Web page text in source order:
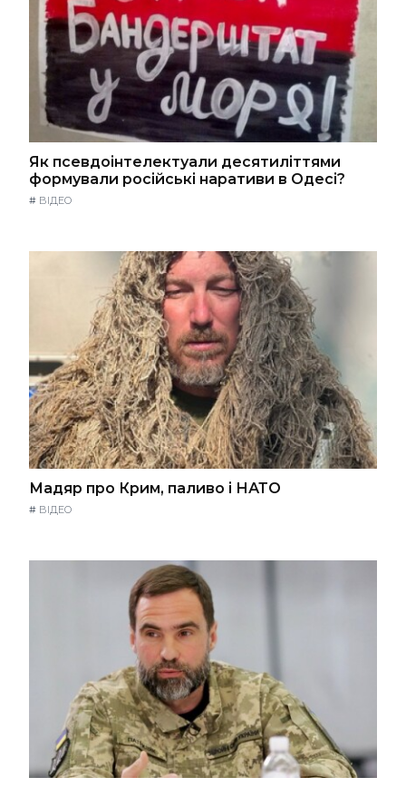
Як псевдоінтелектуали десятиліттями
формували російські наративи в Одесі?
# ВІДЕО
Мадяр про Крим, паливо і НАТО
# ВІДЕО